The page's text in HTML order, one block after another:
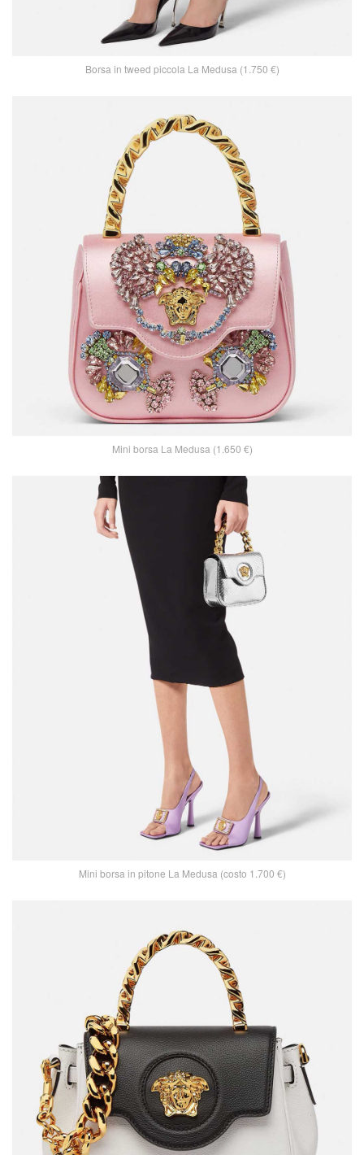
Borsa in tweed piccola La Medusa (1.750 €)
Mini borsa La Medusa (1.650 €)
Mini borsa in pitone La Medusa (costo 1.700 €)